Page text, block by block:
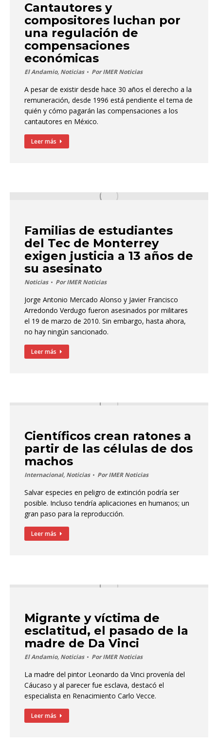
Cantautores y
compositores luchan por
una regulación de
compensaciones
económicas
El Andamio, Noticias PorIMER Noticias
A pesar de existir desde hace 30 años el derecho a la
remuneración, desde 1996 está pendiente el tema de
quién y cómo pagarán las compensaciones a los
cantautores en México.
Leer más
Familias de estudiantes
del Tec de Monterrey
exigen justicia a 13 años de
su asesinato
Noticias PorIMER Noticias
Jorge Antonio Mercado Alonso y Javier Francisco
Arredondo Verdugo fueron asesinados por militares
el 19 de marzo de 2010. Sin embargo, hasta ahora,
no hay ningún sancionado.
Leer más
Científicos crean ratones a
partir de las células de dos
machos
Internacional, Noticias PorIMER Noticias
Salvar especies en peligro de extinción podría ser
posible. Incluso tendría aplicaciones en humanos; un
gran paso para la reproducción.
Leer más
Migrante y víctima de
esclatitud, el pasado de la
madre de Da Vinci
El Andamio, Noticias PorIMER Noticias
La madre del pintor Leonardo da Vinci provenía del
Cáucaso y al parecer fue esclava, destacó el
especialista en Renacimiento Carlo Vecce.
Leer más